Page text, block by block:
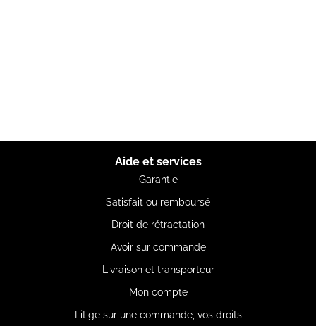
Aide et services
Garantie
Satisfait ou remboursé
Droit de rétractation
Avoir sur commande
Livraison et transporteur
Mon compte
Litige sur une commande, vos droits